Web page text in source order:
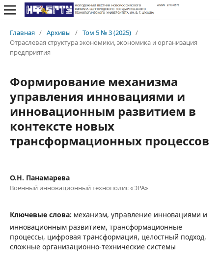
Главная / Архивы / Том 5 № 3 (2025) /
Отраслевая структура экономики, экономика и организация
предприятия
Формирование механизма
управления инновациями и
инновационным развитием в
контексте новых
трансформационных процессов
О.Н. Панамарева
Военный инновационный технополис «ЭРА»
Ключевые слова: механизм, управление инновациями и
инновационным развитием, трансформационные
процессы, цифровая трансформация, целостный подход,
сложные организационно-технические системы